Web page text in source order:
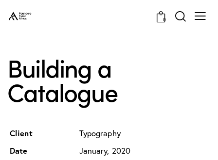
0
Building a
Catalogue
Client
Typography
Date
January, 2020